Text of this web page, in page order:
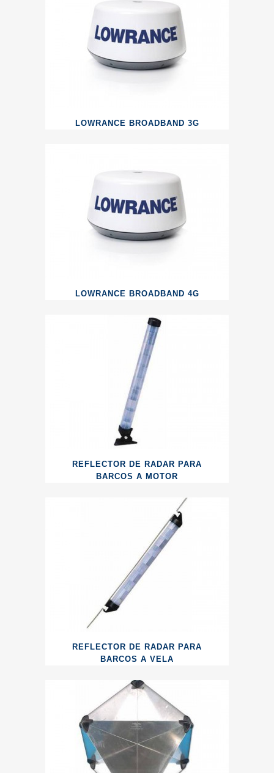
LOWRANCE BROADBAND 3G
LOWRANCE BROADBAND 4G
REFLECTOR DE RADAR PARA
BARCOS A MOTOR
REFLECTOR DE RADAR PARA
BARCOS A VELA